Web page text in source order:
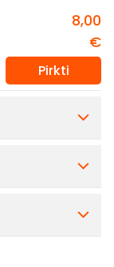
8,00
€
Pirkti